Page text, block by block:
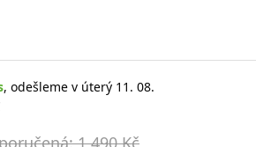
, odešleme v úterý 11. 08.
1 490 Kč